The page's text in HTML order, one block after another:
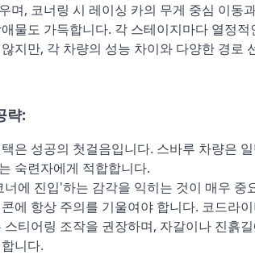
며, 코너링 시 레이싱 카의 무게 중심 이동
물도 가득합니다. 각 스테이지마다 열정
지만, 각 차량의 성능 차이와 다양한 경로
략:
은 성공의 첫걸음입니다. 스바루 차량은
숙련자에게 적합합니다.
너에 진입'하는 감각을 익히는 것이 매우
에 항상 주의를 기울여야 합니다. 코드라
스티어링 조작을 권장하며, 자갈이나 진흙
니다.